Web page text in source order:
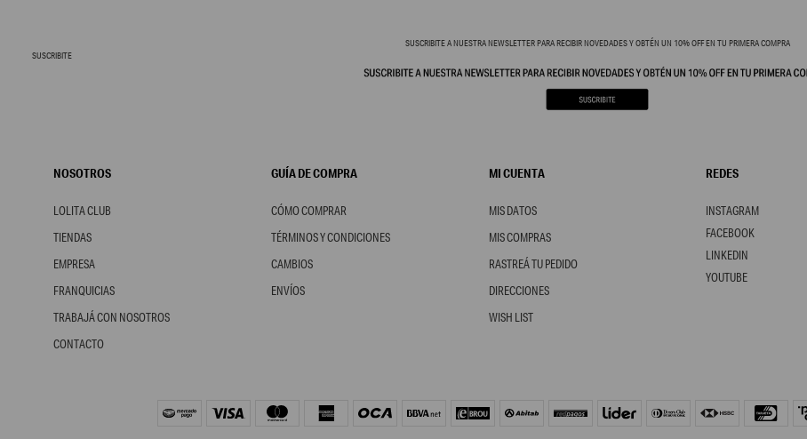
SUSCRIBITE A NUESTRA NEWSLETTER PARA RECIBIR NOVEDADES Y OBTÉN UN 10% OFF EN TU PRIMERA COMPRA
SUSCRIBITE
NOSOTROS
LOLITA CLUB
TIENDAS
EMPRESA
FRANQUICIAS
TRABAJÁ CON NOSOTROS
CONTACTO
GUÍA DE COMPRA
CÓMO COMPRAR
TÉRMINOS Y CONDICIONES
CAMBIOS
ENVÍOS
MI CUENTA
MIS DATOS
MIS COMPRAS
RASTREÁ TU PEDIDO
DIRECCIONES
WISH LIST
REDES
FACEBOOK
YOUTUBE
INSTAGRAM
LINKEDIN